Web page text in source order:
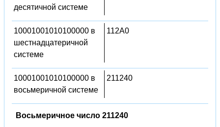
десятичной системе
10001001010100000 в
шестнадцатеричной
системе
112A0
10001001010100000 в
восьмеричной системе
211240
Восьмеричное число 211240